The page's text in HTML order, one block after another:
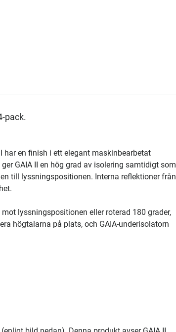
pack.
har en finish i ett elegant maskinbearbetat
GAIA II en hög grad av isolering samtidigt som
till lyssningspositionen. Interna reflektioner från
lyssningspositionen eller roterad 180 grader,
högtalarna på plats, och GAIA-underisolatorn